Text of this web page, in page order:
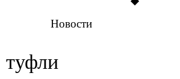
Новости
туфли